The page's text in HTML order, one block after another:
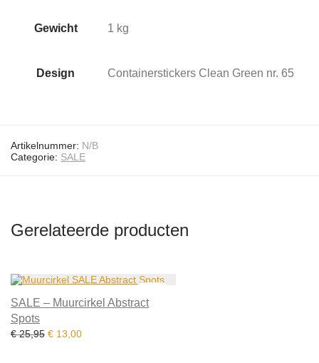
Gewicht 1 kg
Design Containerstickers Clean Green nr. 65
Artikelnummer: N/B
Categorie: SALE
Gerelateerde producten
SALE – Muurcirkel Abstract
Spots
€25,95 Oorspronkelijke prijs was: € 25,95.
€ 13,00Huidige prijs is: € 13,00.